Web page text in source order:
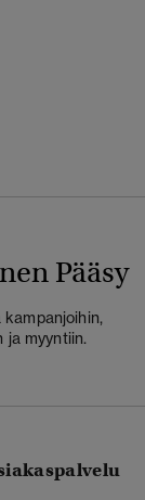
Pääsy
ja myyntiin.